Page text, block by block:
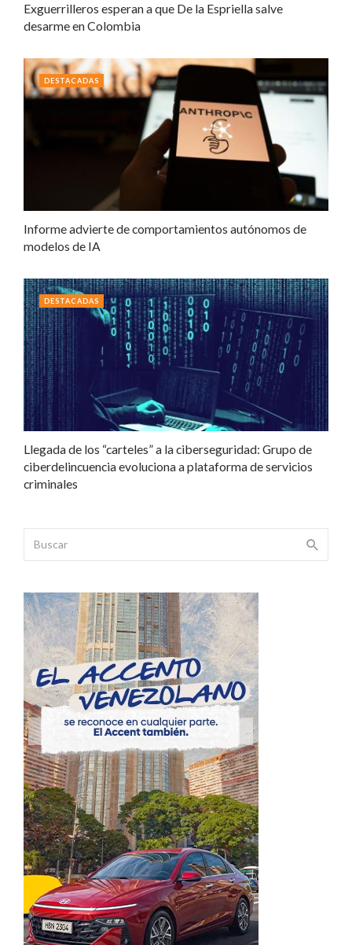
Exguerrilleros esperan a que De la Espriella salve
desarme en Colombia
Informe advierte de comportamientos autónomos de
modelos de IA
DESTACADAS
Llegada de los “carteles” a la ciberseguridad: Grupo de
ciberdelincuencia evoluciona a plataforma de servicios
criminales
DESTACADAS